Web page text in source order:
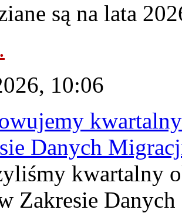
są na lata
10:06
Danych
kwartalny
Zakresie